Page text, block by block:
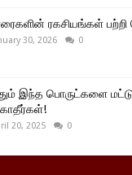
ரகசியங்கள் பற்றி
30, 2026 0
இந்த பொருட்களை
20, 2025 0